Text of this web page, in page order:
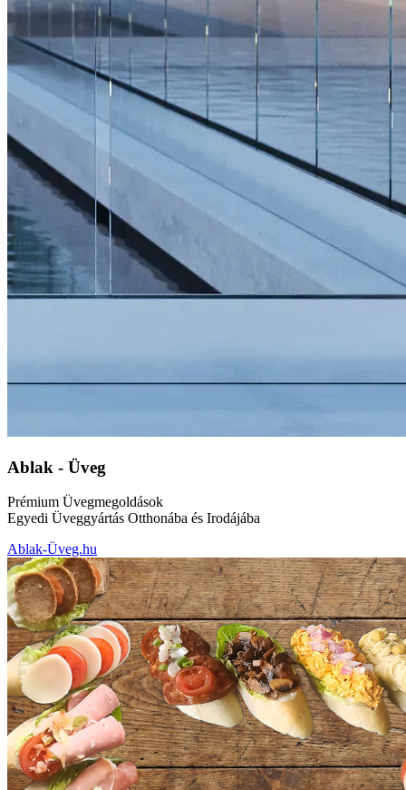
Ablak - Üveg
Prémium Üvegmegoldások
Egyedi Üveggyártás Otthonába és Irodájába
Ablak-Üveg.hu